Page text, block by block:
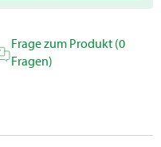
Frage zum Produkt (0
Fragen)